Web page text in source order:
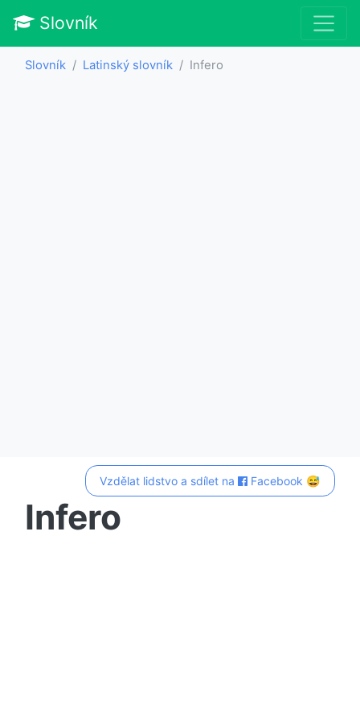
Slovník
Slovník Latinský slovník Infero
Vzdělat lidstvo a sdílet na Facebook 😅
Infero